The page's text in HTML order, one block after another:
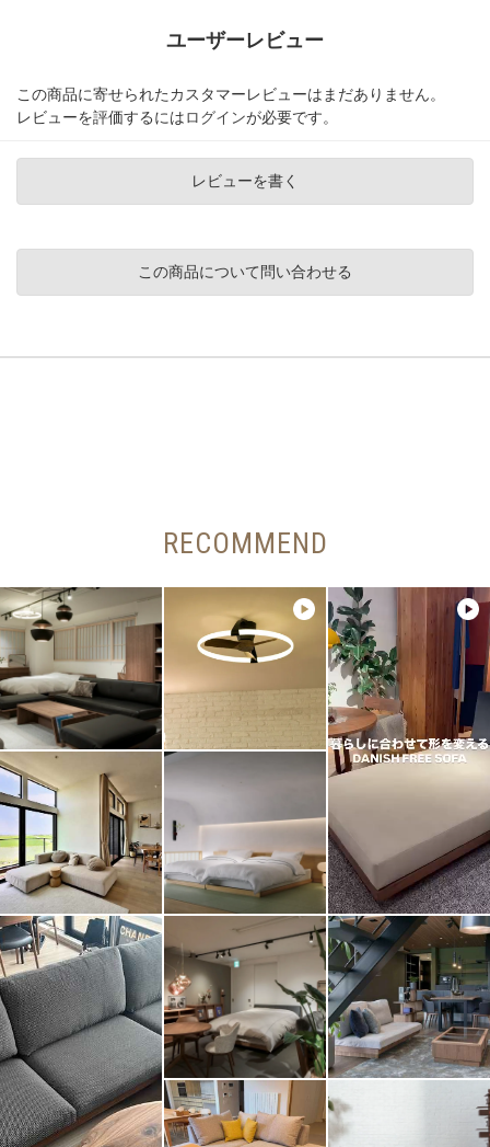
ユーザーレビュー
この商品に寄せられたカスタマーレビューはまだありません。
レビューを評価するにはログインが必要です。
レビューを書く
この商品について問い合わせる
RECOMMEND